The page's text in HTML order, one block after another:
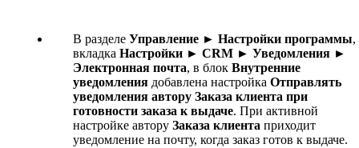
В разделе Управление ► Настройки программы,
вкладка Настройки ► CRM ► Уведомления ►
Электронная почта, в блок Внутренние
уведомления добавлена настройка Отправлять
уведомления автору Заказа клиента при
готовности заказа к выдаче. При активной
настройке автору Заказа клиента приходит
уведомление на почту, когда заказ готов к выдаче.